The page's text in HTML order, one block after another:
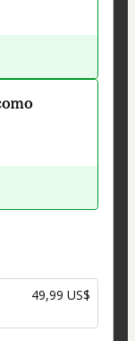
49,99 US$